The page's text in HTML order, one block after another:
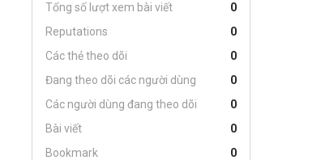
Tổng số lượt xem bài viết
0
Reputations
0
Các thẻ theo dõi
0
Đang theo dõi các người dùng
0
Các người dùng đang theo dõi
0
Bài viết
0
Bookmark
0